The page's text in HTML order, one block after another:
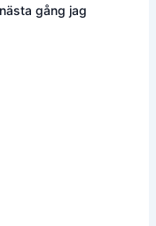
gång jag